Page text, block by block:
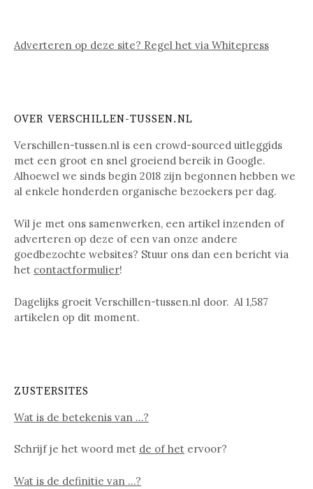
Adverteren op deze site? Regel het via Whitepress
OVER VERSCHILLEN-TUSSEN.NL
Verschillen-tussen.nl is een crowd-sourced uitleggids
met een groot en snel groeiend bereik in Google.
Alhoewel we sinds begin 2018 zijn begonnen hebben we
al enkele honderden organische bezoekers per dag.
Wil je met ons samenwerken, een artikel inzenden of
adverteren op deze of een van onze andere
goedbezochte websites? Stuur ons dan een bericht via
het contactformulier!
Dagelijks groeit Verschillen-tussen.nl door. Al 1,587
artikelen op dit moment.
ZUSTERSITES
Wat is de betekenis van …?
Schrijf je het woord met de of het ervoor?
Wat is de definitie van …?